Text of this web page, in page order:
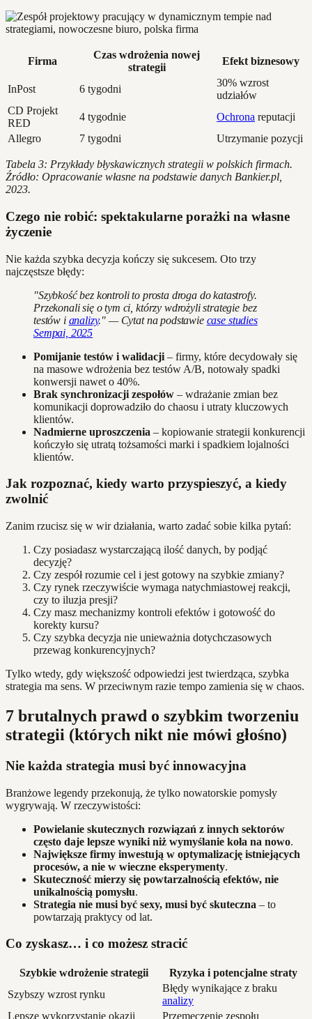
Firma
Czas wdrożenia nowej
strategii
Efekt biznesowy
InPost 6 tygodni
30% wzrost
udziałów
CD Projekt
RED
4 tygodnie Ochrona reputacji
Allegro
7 tygodni Utrzymanie pozycji
Tabela 3: Przykłady błyskawicznych strategii w polskich firmach.
Źródło: Opracowanie własne na podstawie danych Bankier.pl,
2023.
Czego nie robić: spektakularne porażki na własne
życzenie
Nie każda szybka decyzja kończy się sukcesem. Oto trzy
najczęstsze błędy:
"Szybkość bez kontroli to prosta droga do katastrofy.
Przekonali się o tym ci, którzy wdrożyli strategie bez
testów i analizy." — Cytat na podstawie case studies
Sempai, 2025
Pomijanie testów i walidacji – firmy, które decydowały się
na masowe wdrożenia bez testów A/B, notowały spadki
konwersji nawet o 40%.
Brak synchronizacji zespołów – wdrażanie zmian bez
komunikacji doprowadziło do chaosu i utraty kluczowych
klientów.
Nadmierne uproszczenia – kopiowanie strategii konkurencji
kończyło się utratą tożsamości marki i spadkiem lojalności
klientów.
Jak rozpoznać, kiedy warto przyspieszyć, a kiedy
zwolnić
Zanim rzucisz się w wir działania, warto zadać sobie kilka pytań:
Czy posiadasz wystarczającą ilość danych, by podjąć
decyzję?
Czy zespół rozumie cel i jest gotowy na szybkie zmiany?
Czy rynek rzeczywiście wymaga natychmiastowej reakcji,
czy to iluzja presji?
Czy masz mechanizmy kontroli efektów i gotowość do
korekty kursu?
Czy szybka decyzja nie unieważnia dotychczasowych
przewag konkurencyjnych?
Tylko wtedy, gdy większość odpowiedzi jest twierdząca, szybka
strategia ma sens. W przeciwnym razie tempo zamienia się w chaos.
7 brutalnych prawd o szybkim tworzeniu
strategii (których nikt nie mówi głośno)
Nie każda strategia musi być innowacyjna
Branżowe legendy przekonują, że tylko nowatorskie pomysły
wygrywają. W rzeczywistości:
Powielanie skutecznych rozwiązań z innych sektorów
często daje lepsze wyniki niż wymyślanie koła na nowo.
Największe firmy inwestują w optymalizację istniejących
procesów, a nie w wieczne eksperymenty.
Skuteczność mierzy się powtarzalnością efektów, nie
unikalnością pomysłu.
Strategia nie musi być sexy, musi być skuteczna – to
powtarzają praktycy od lat.
Co zyskasz… i co możesz stracić
Szybkie wdrożenie strategii
Ryzyka i potencjalne straty
Szybszy wzrost rynku
Błędy wynikające z braku
analizy
Lepsze wykorzystanie okazji
Przemęczenie zespołu